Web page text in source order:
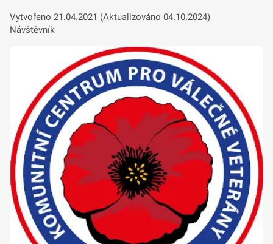
Vytvořeno 21.04.2021 (Aktualizováno 04.10.2024)
Návštěvník